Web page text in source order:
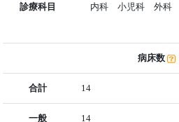
診療科目 内科 小児科 外科
病床数
合計 14
一般 14